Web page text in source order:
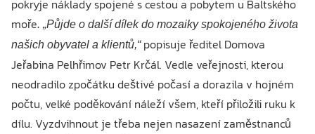
pokryje náklady spojené s cestou a pobytem u Baltského
moře. „Půjde o další dílek do mozaiky spokojeného života
našich obyvatel a klientů,“popisuje ředitel Domova
Jeřabina Pelhřimov Petr Krčál. Vedle veřejnosti, kterou
neodradilo zpočátku deštivé počasí a dorazila v hojném
počtu, velké poděkování náleží všem, kteří přiložili ruku k
dílu. Vyzdvihnout je třeba nejen nasazení zaměstnanců